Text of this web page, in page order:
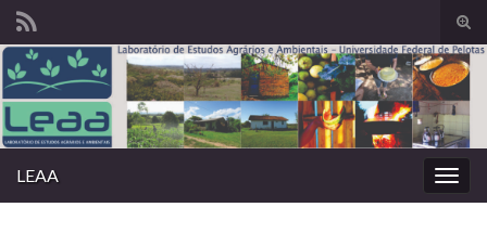
de
Search for:
LEAA